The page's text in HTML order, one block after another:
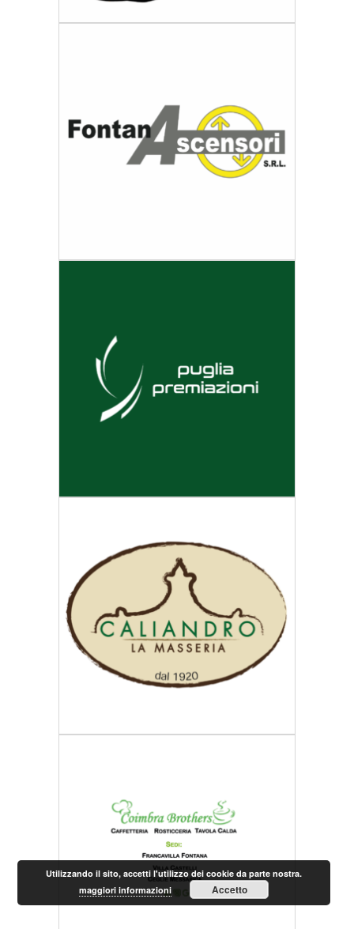
Utilizzando il sito, accetti l'utilizzo dei cookie da parte nostra.
maggiori informazioni
Accetto